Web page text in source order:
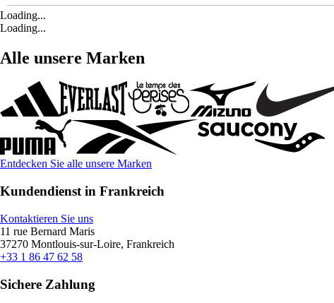
Loading...
Loading...
Alle unsere Marken
Entdecken Sie alle unsere Marken
Kundendienst in Frankreich
Kontaktieren Sie uns
11 rue Bernard Maris
37270 Montlouis-sur-Loire, Frankreich
+33 1 86 47 62 58
Sichere Zahlung